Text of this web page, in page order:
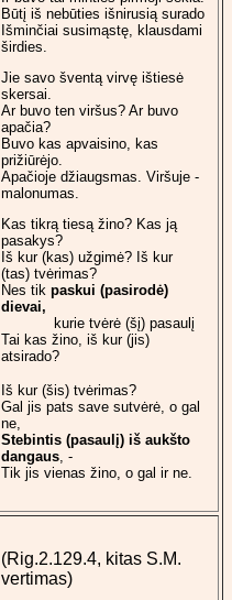
Būtį iš nebūties išnirusią surado
Išminčiai susimąstę, klausdami
širdies.
Jie savo šventą virvę ištiesė
skersai.
Ar buvo ten viršus? Ar buvo
apačia?
Buvo kas apvaisino, kas
prižiūrėjo.
Apačioje džiaugsmas. Viršuje -
malonumas.
Kas tikrą tiesą žino? Kas ją
pasakys?
Iš kur (kas) užgimė? Iš kur
(tas) tvėrimas?
Nes tik paskui (pasirodė)
dievai,
kurie tvėrė (šį) pasaulį
Tai kas žino, iš kur (jis)
atsirado?
Iš kur (šis) tvėrimas?
Gal jis pats save sutvėrė, o gal
ne,
Stebintis (pasaulį) iš aukšto
dangaus, -
Tik jis vienas žino, o gal ir ne.
(Rig.2.129.4, kitas S.M.
vertimas)